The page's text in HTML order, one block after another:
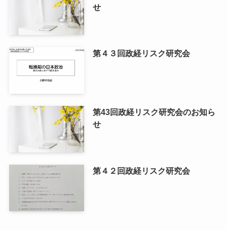
せ
第４３回政経リスク研究会
第43回政経リスク研究会のお知ら
せ
第４２回政経リスク研究会